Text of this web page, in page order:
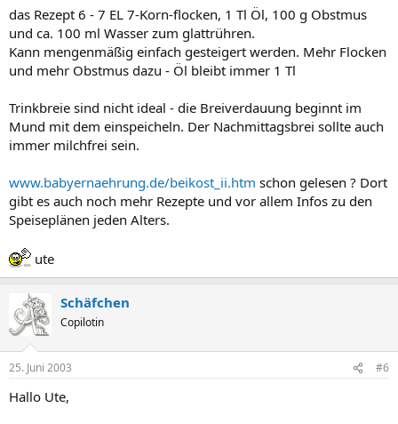
das Rezept 6 - 7 EL 7-Korn-flocken, 1 Tl Öl, 100 g Obstmus
und ca. 100 ml Wasser zum glattrühren.
Kann mengenmäßig einfach gesteigert werden. Mehr Flocken
und mehr Obstmus dazu - Öl bleibt immer 1 Tl
Trinkbreie sind nicht ideal - die Breiverdauung beginnt im
Mund mit dem einspeicheln. Der Nachmittagsbrei sollte auch
immer milchfrei sein.
www.babyernaehrung.de/beikost_ii.htm schon gelesen ? Dort
gibt es auch noch mehr Rezepte und vor allem Infos zu den
Speiseplänen jeden Alters.
ute
Schäfchen
Copilotin
25. Juni 2003 #6
Hallo Ute,